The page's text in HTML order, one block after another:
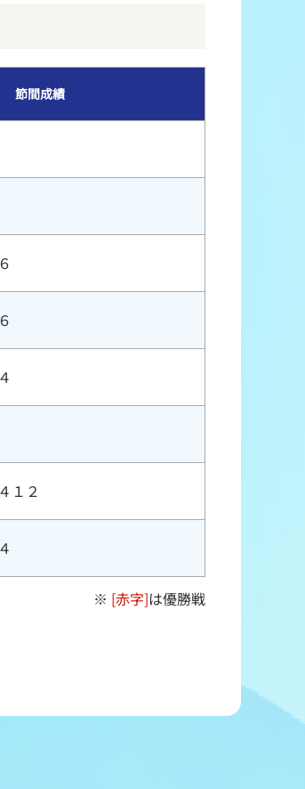
節間成績
１２
※ [赤字]は優勝戦